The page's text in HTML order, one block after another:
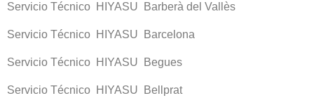
Servicio Técnico HIYASU Barberà del Vallès
Servicio Técnico HIYASU Barcelona
Servicio Técnico HIYASU Begues
Servicio Técnico HIYASU Bellprat